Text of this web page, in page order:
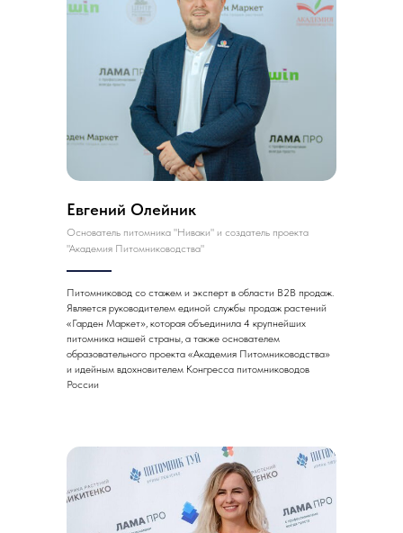
Евгений Олейник
Основатель питомника "Ниваки" и создатель проекта
"Академия Питомниководства"
Питомниковод со стажем и эксперт в области B2B продаж.
Является руководителем единой службы продаж растений
«Гарден Маркет», которая объединила 4 крупнейших
питомника нашей страны, а также основателем
образовательного проекта «Академия Питомниководства»
и идейным вдохновителем Конгресса питомниководов
России